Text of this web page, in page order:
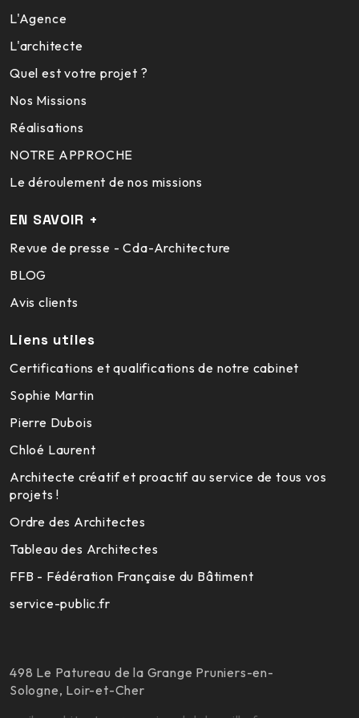
L'Agence
L'architecte
Quel est votre projet ?
Nos Missions
Réalisations
NOTRE APPROCHE
Le déroulement de nos missions
EN SAVOIR +
Revue de presse - Cda-Architecture
BLOG
Avis clients
Liens utiles
Certifications et qualifications de notre cabinet
Sophie Martin
Pierre Dubois
Chloé Laurent
Architecte créatif et proactif au service de tous vos
projets !
Ordre des Architectes
Tableau des Architectes
FFB - Fédération Française du Bâtiment
service-public.fr
498 Le Patureau de la Grange Pruniers-en-
Sologne, Loir-et-Cher